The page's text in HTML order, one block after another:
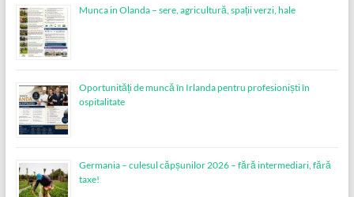
Munca in Olanda – sere, agricultură, spații verzi, hale
Oportunități de muncă în Irlanda pentru profesioniști în
ospitalitate
Germania – culesul căpșunilor 2026 – fără intermediari, fără
taxe!